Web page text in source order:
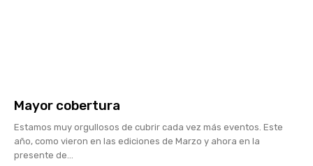
Mayor cobertura
Estamos muy orgullosos de cubrir cada vez más eventos. Este
año, como vieron en las ediciones de Marzo y ahora en la
presente de...